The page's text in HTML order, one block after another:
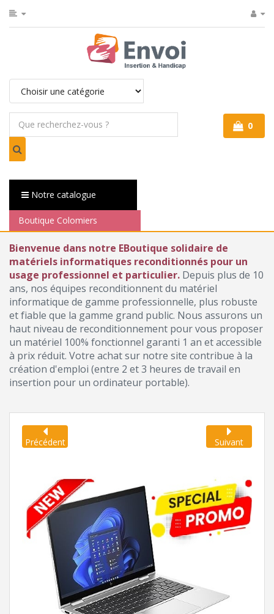
0
Notre catalogue
Boutique Colomiers
Bienvenue dans notre EBoutique solidaire de
matériels informatiques reconditionnés pour un
usage professionnel et particulier. Depuis plus de 10
ans, nos équipes reconditionnent du matériel
informatique de gamme professionnelle, plus robuste
et fiable que la gamme grand public. Nous assurons un
haut niveau de reconditionnement pour vous proposer
un matériel 100% fonctionnel garanti 1 an et accessible
à prix réduit. Votre achat sur notre site contribue à la
création d'emploi (entre 2 et 3 heures de travail en
insertion pour un ordinateur portable).
Précédent Suivant